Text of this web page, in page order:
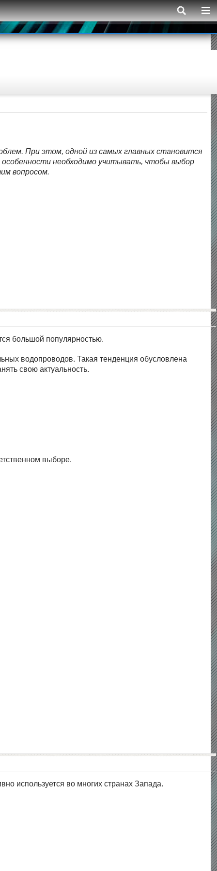
При этом, одной из самых главных становится
необходимо учитывать, чтобы выбор
вопросом.
большой популярностью.
водопроводов. Такая тенденция обусловлена
свою актуальность.
выборе.
используется во многих странах Запада.